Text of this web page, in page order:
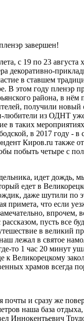
с 19 по 23 августа
декоративно-
в ставшем
В этом году пленэр
района, в нём
получили новый
любители из ОДНТ
в таких
в 2017 году - в
Киров.ru также
побыть четыре с
идет дождь,
едет в
даже шутили по
примета, что если
впрочем,
пусть все
в великий
лежал в святое
то 1 час 20 минут
к Великорецкому
храмов всегда
почты и сразу же
наша база отдыха,
Иннокентьевич